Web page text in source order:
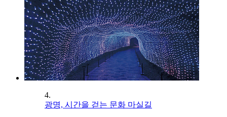
4.
광명, 시간을 걷는 문화 마실길